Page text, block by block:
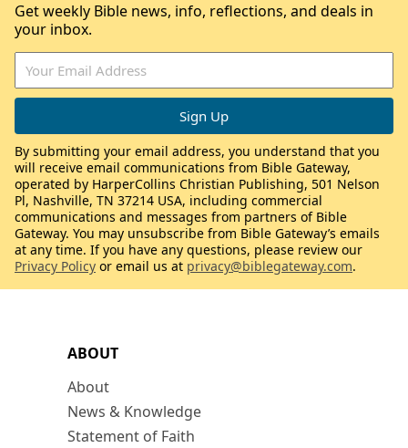
ABOUT
About
News & Knowledge
Statement of Faith
Get weekly Bible news, info, reflections, and deals in
your inbox.
By submitting your email address, you understand that you
will receive email communications from Bible Gateway,
operated by HarperCollins Christian Publishing, 501 Nelson
Pl, Nashville, TN 37214 USA, including commercial
communications and messages from partners of Bible
Gateway. You may unsubscribe from Bible Gateway’s emails
at any time. If you have any questions, please review our
Privacy Policy or email us at privacy@biblegateway.com.